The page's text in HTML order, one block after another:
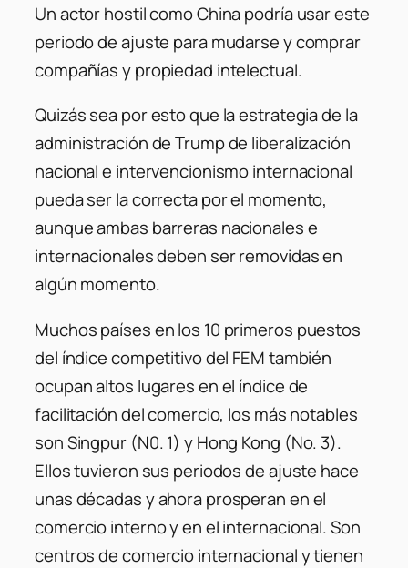
Un actor hostil como China podría usar este
periodo de ajuste para mudarse y comprar
compañías y propiedad intelectual.
Quizás sea por esto que la estrategia de la
administración de Trump de liberalización
nacional e intervencionismo internacional
pueda ser la correcta por el momento,
aunque ambas barreras nacionales e
internacionales deben ser removidas en
algún momento.
Muchos países en los 10 primeros puestos
del índice competitivo del FEM también
ocupan altos lugares en el índice de
facilitación del comercio, los más notables
son Singpur (N0. 1) y Hong Kong (No. 3).
Ellos tuvieron sus periodos de ajuste hace
unas décadas y ahora prosperan en el
comercio interno y en el internacional. Son
centros de comercio internacional y tienen